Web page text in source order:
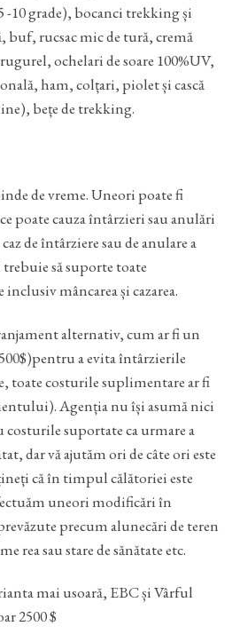
10 grade), bocanci trekking și
buf, rucsac mic de tură, cremă
ochelari de soare 100%UV,
ham, colțari, piolet și cască
bețe de trekking.
de vreme. Uneori poate fi
poate cauza întârzieri sau anulări
de întârziere sau de anulare a
să suporte toate
mâncarea și cazarea.
alternativ, cum ar fi un
a evita întârzierile
costurile suplimentare ar fi
Agenția nu își asumă nici
suportate ca urmare a
dar vă ajutăm ori de câte ori este
că în timpul călătoriei este
uneori modificări în
precum alunecări de teren
rea sau stare de sănătate etc.
mai usoară, EBC și Vârful
2500 $